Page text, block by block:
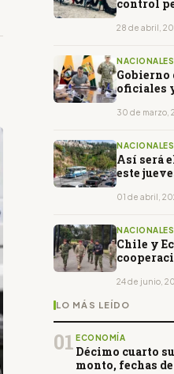
control
28 de abril,
NACIONALES
Gobierno
oficiales
30 de marzo,
NACIONALES
Así será
este
01 de abril,
NACIONALES
Chile y
24 de junio,
LO MÁS LEÍDO
01 ECONOMÍA
Décimo cuarto
monto, fechas